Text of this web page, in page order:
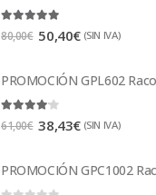
5.00out of 5
80,00€ 50,40€ (SIN IVA)
PROMOCIÓN GPL602
4.00out of 5
61,00€ 38,43€ (SIN IVA)
PROMOCIÓN GPC1002